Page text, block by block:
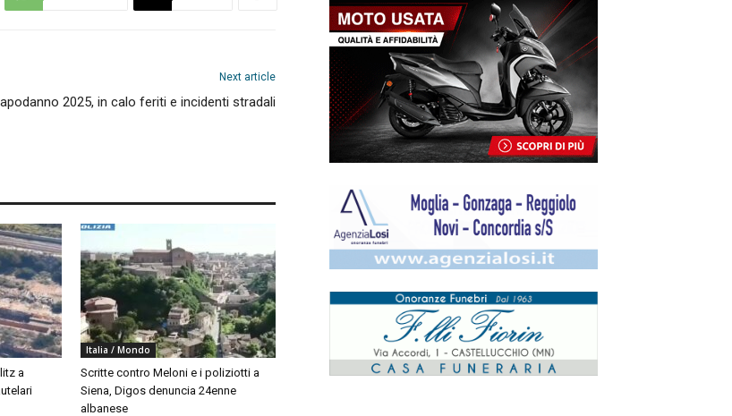
Next article
2025, in calo feriti e incidenti stradali
a
Italia / Mondo
Scritte contro Meloni e i poliziotti a
Siena, Digos denuncia 24enne
albanese